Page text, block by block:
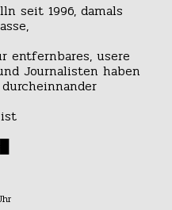
seit 1996, damals
entfernbares, usere
Journalisten haben